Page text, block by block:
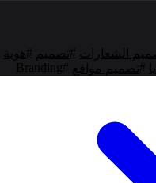
الشعارات #تصميم #هوية
#تصميم مواقع #
Branding